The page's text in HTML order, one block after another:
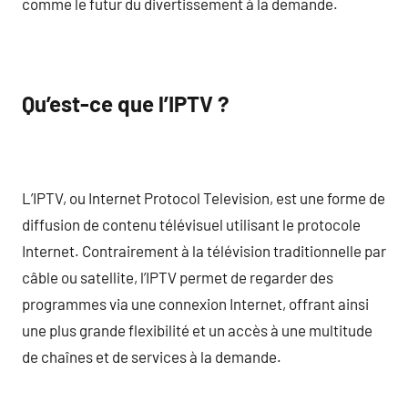
Qu’est-ce que l’IPTV ?
L’IPTV, ou Internet Protocol Television, est une forme de
diffusion de contenu télévisuel utilisant le protocole
Internet. Contrairement à la télévision traditionnelle par
câble ou satellite, l’IPTV permet de regarder des
programmes via une connexion Internet, offrant ainsi
une plus grande flexibilité et un accès à une multitude
de chaînes et de services à la demande.